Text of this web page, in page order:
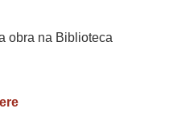
obra na Biblioteca